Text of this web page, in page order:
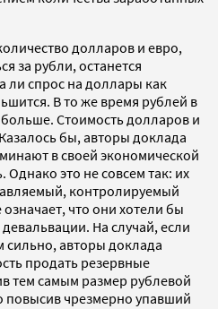
долларов и евро,
за рубли, останется
ли спрос на доллары как
В то же время рублей в
больше. Стоимость долларов и
бы, авторы доклада
в своей экономической
это не совсем так: их
контролируемый
что они хотели бы
На случай, если
сильно, авторы доклада
продать резервные
тем самым размер рублевой
чрезмерно упавший